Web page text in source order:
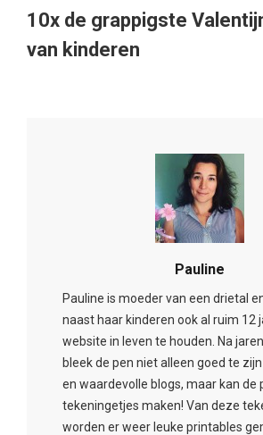
10x de grappigste
van kinderen
Pauline
Pauline is moeder van een drietal
naast haar kinderen ook al ruim 12
website in leven te houden. Na
bleek de pen niet alleen goed te
en waardevolle blogs, maar kan de
tekeningetjes maken! Van deze
worden er weer leuke printables